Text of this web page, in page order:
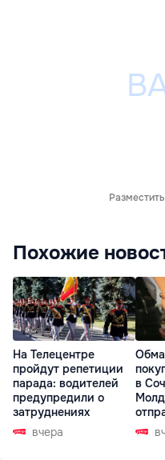
Похожие
На Телецентре
пройдут репетиции
парада: водителей
предупредили о
затруднениях
вчера
в
РФ